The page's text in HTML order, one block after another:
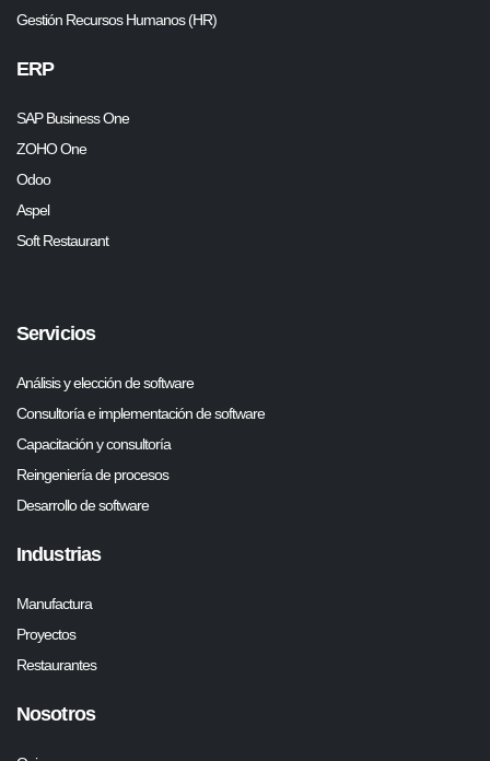
Gestión Recursos Humanos (HR)
ERP
SAP Business One
ZOHO One
Odoo
Aspel
Soft Restaurant
Servicios
Análisis y elección de software
Consultoría e implementación de software
Capacitación y consultoría
Reingeniería de procesos
Desarrollo de software
Industrias
Manufactura
Proyectos
Restaurantes
Nosotros